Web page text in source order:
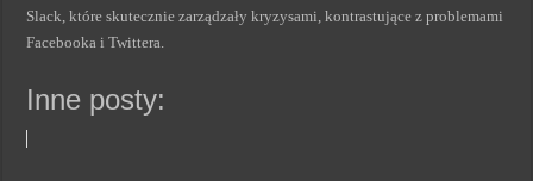
Slack, które skutecznie zarządzały kryzysami, kontrastujące z problemami
Facebooka i Twittera.
Inne posty: